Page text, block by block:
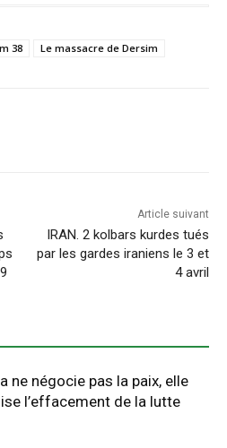
38 Le massacre de Dersim
Article suivant
IRAN. 2 kolbars kurdes tués
par les gardes iraniens le 3 et
4 avril
ne négocie pas la paix, elle
l’effacement de la lutte